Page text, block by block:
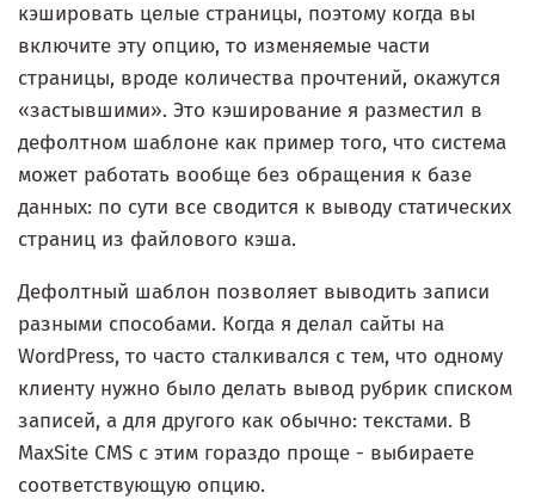
кэшировать целые страницы, поэтому когда вы
включите эту опцию, то изменяемые части
страницы, вроде количества прочтений, окажутся
«застывшими». Это кэширование я разместил в
дефолтном шаблоне как пример того, что система
может работать вообще без обращения к базе
данных: по сути все сводится к выводу статических
страниц из файлового кэша.
Дефолтный шаблон позволяет выводить записи
разными способами. Когда я делал сайты на
WordPress, то часто сталкивался с тем, что одному
клиенту нужно было делать вывод рубрик списком
записей, а для другого как обычно: текстами. В
MaxSite CMS с этим гораздо проще - выбираете
соответствующую опцию.